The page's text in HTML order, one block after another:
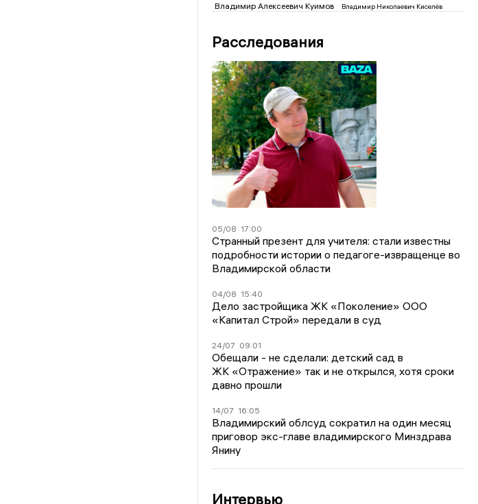
Владимир Алексеевич Куимов Владимир Николаевич Киселёв
Расследования
05/08 17:00
Странный презент для учителя: стали известны
подробности истории о педагоге-извращенце во
Владимирской области
04/08 15:40
Дело застройщика ЖК «Поколение» ООО
«Капитал Строй» передали в суд
24/07 09:01
Обещали - не сделали: детский сад в
ЖК «Отражение» так и не открылся, хотя сроки
давно прошли
14/07 16:05
Владимирский облсуд сократил на один месяц
приговор экс-главе владимирского Минздрава
Янину
Интервью